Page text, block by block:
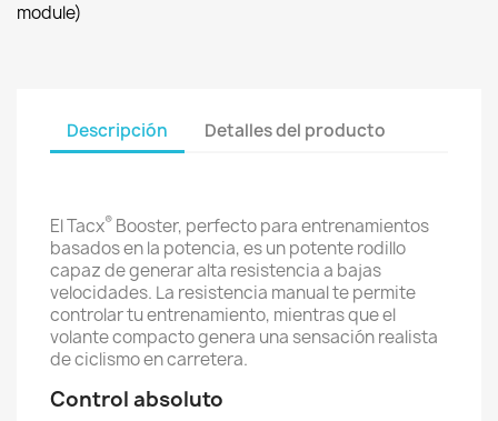
module)
Descripción Detalles del producto
El Tacx® Booster, perfecto para entrenamientos
basados en la potencia, es un potente rodillo
capaz de generar alta resistencia a bajas
velocidades. La resistencia manual te permite
controlar tu entrenamiento, mientras que el
volante compacto genera una sensación realista
de ciclismo en carretera.
Control absoluto